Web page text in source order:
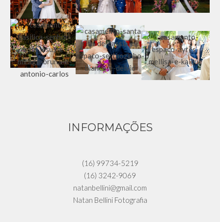
INFORMAÇÕES
(16) 99734-5219
(16) 3242-9069
natanbellini@gmail.com
Natan Bellini Fotografia